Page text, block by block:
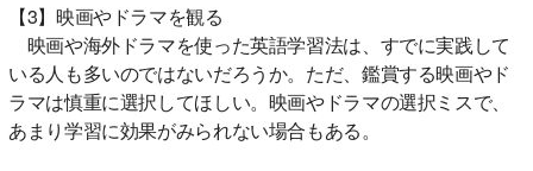
【3】映画やドラマを観る
映画や海外ドラマを使った英語学習法は、すでに実践して
いる人も多いのではないだろうか。ただ、鑑賞する映画やド
ラマは慎重に選択してほしい。映画やドラマの選択ミスで、
あまり学習に効果がみられない場合もある。